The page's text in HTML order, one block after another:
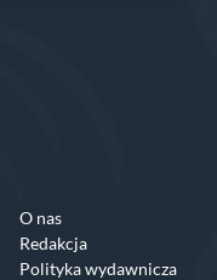
O nas
Redakcja
Polityka wydawnicza